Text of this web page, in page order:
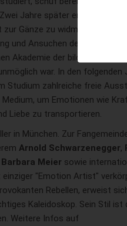
Jahre später entschied sich
Gänze zu widmen. Aufgrund
und Ansuchen der
Akademie der bildenden
war. In den folgenden
Studium zahlreiche freie
um Emotionen wie
Liebe zu transportieren.
in München. Zur
Arnold Schwarzenegger,
Barbara Meier sowie
"Emotion Artist"
Rebellen, erweist
Kaleidoskop. Sein Stil
Weitere Infos auf